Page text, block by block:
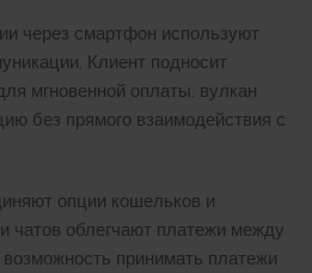
через смартфон используют
Клиент подносит
мгновенной оплаты. вулкан
без прямого взаимодействия с
опции кошельков и
чатов облегчают платежи между
принимать платежи